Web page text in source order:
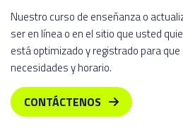
Nuestro curso de enseñanza o
ser en línea o en el sitio que usted
está optimizado y registrado para
necesidades y horario.
CONTÁCTENOS